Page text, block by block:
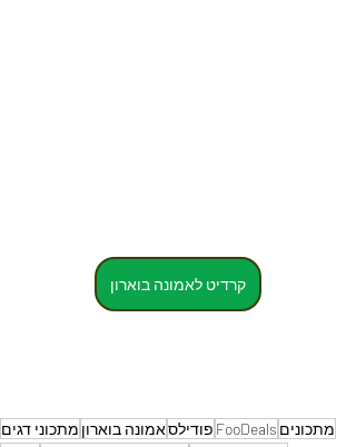
קרדיט לאמונה בוארון
מתכונים FooDeals פודילסאמונה בוארון מתכוני דגים